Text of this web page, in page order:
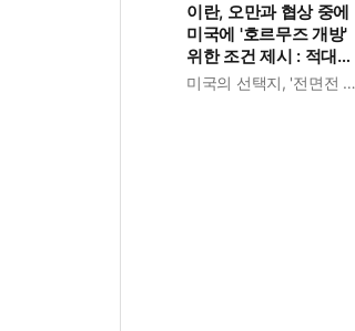
이란, 오만과 협상 중에
미국에 '호르무즈 개방'
위한 조건 제시 : 적대행
위 중단하고 동결자산 미국의 선택지, '전면전 vs 호르무즈 통제권 인정'